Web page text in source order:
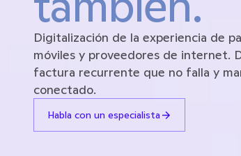
Digitalización de la experiencia de
móviles y proveedores de internet.
factura recurrente que no falla y
conectado.
Habla con un especialista